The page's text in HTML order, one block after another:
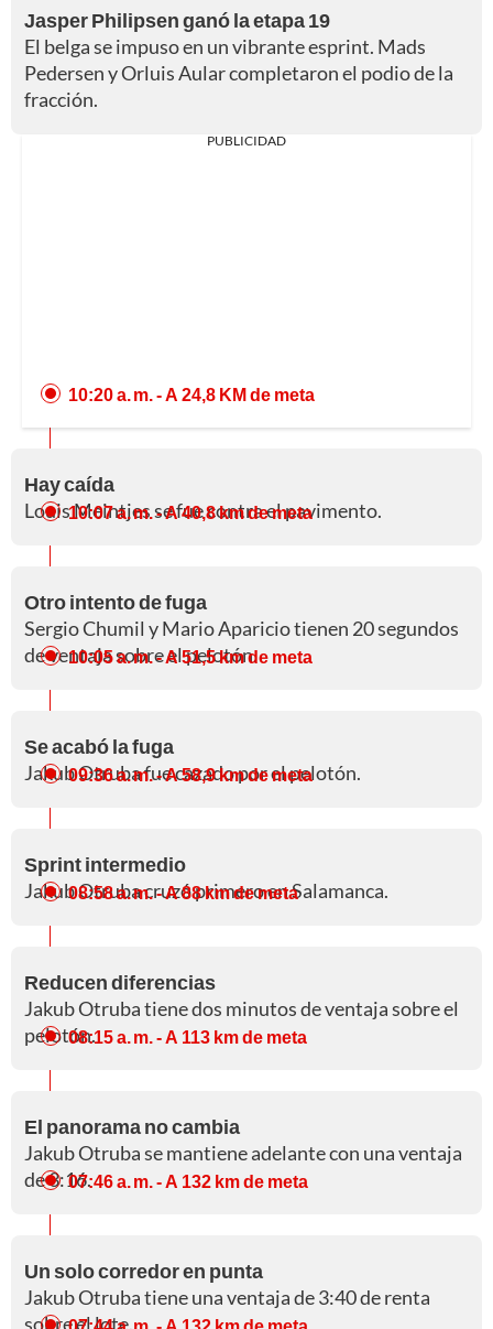
Jasper Philipsen ganó la etapa 19
El belga se impuso en un vibrante esprint. Mads
Pedersen y Orluis Aular completaron el podio de la
fracción.
PUBLICIDAD
10:20 a. m.- A 24,8 KM de meta
Hay caída
Louis Meintjes se fue contra el pavimento.
10:07 a. m.- A 40,8 km de meta
Otro intento de fuga
Sergio Chumil y Mario Aparicio tienen 20 segundos
de ventaja sobre el pelotón.
10:05 a. m.- A 51,5 km de meta
Se acabó la fuga
Jakub Otruba fue cazado por el pelotón.
09:36 a. m.- A 58,9 km de meta
Sprint intermedio
Jakub Otruba cruzó primero en Salamanca.
08:58 a. m.- A 88 km de meta
Reducen diferencias
Jakub Otruba tiene dos minutos de ventaja sobre el
pelotón.08:15 a. m.- A 113 km de meta
El panorama no cambia
Jakub Otruba se mantiene adelante con una ventaja
de 3:16.07:46 a. m.- A 132 km de meta
Un solo corredor en punta
Jakub Otruba tiene una ventaja de 3:40 de renta
sobre el lote.